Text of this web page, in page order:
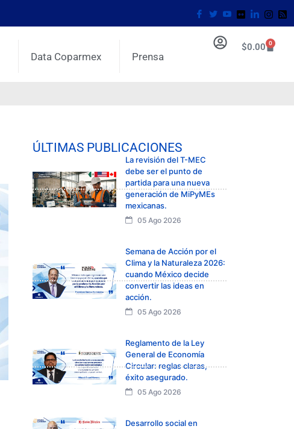
Data Coparmex Prensa
$0.00 0
ÚLTIMAS PUBLICACIONES
La revisión del T-MEC
debe ser el punto de
partida para una nueva
generación de MiPyMEs
mexicanas.
05 Ago 2026
Semana de Acción por el
Clima y la Naturaleza 2026:
cuando México decide
convertir las ideas en
acción.
05 Ago 2026
Reglamento de la Ley
General de Economía
Circular: reglas claras,
éxito asegurado.
05 Ago 2026
Desarrollo social en